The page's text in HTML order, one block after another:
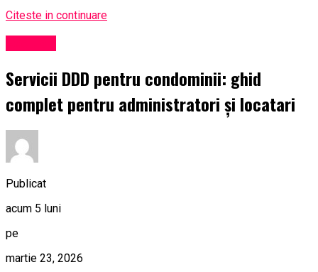
Citeste in continuare
Servicii DDD pentru condominii: ghid
complet pentru administratori și locatari
Publicat
acum 5 luni
pe
martie 23, 2026